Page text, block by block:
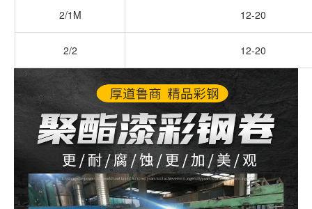
2/1M 12-20
2/2 12-20